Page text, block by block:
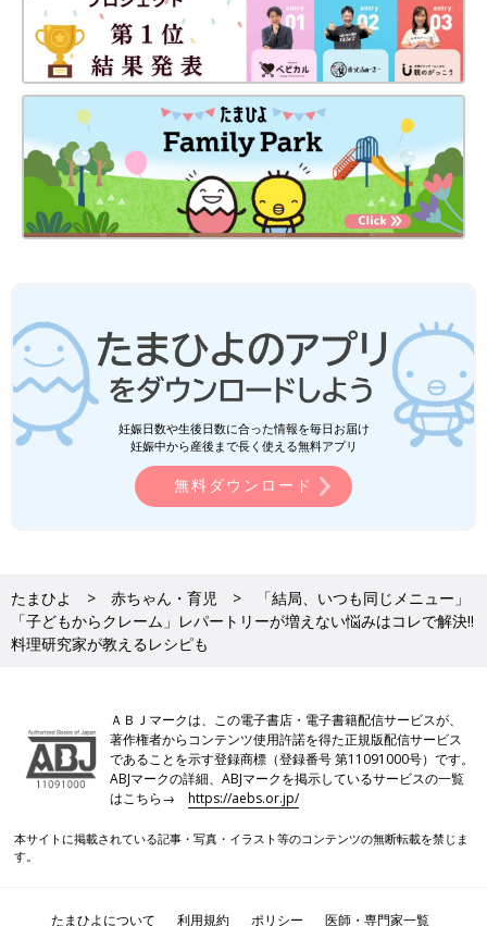
妊娠日数や生後日数に合った情報を毎日お届け
妊娠中から産後まで長く使える無料アプリ
無料ダウンロード
たまひよ 赤ちゃん・育児
「結局、いつも同じメニュー」
「子どもからクレーム」レパートリーが増えない悩みはコレで解決‼
料理研究家が教えるレシピも
ＡＢＪマークは、この電子書店・電子書籍配信サービスが、
著作権者からコンテンツ使用許諾を得た正規版配信サービス
であることを示す登録商標（登録番号 第11091000号）です。
ABJマークの詳細、ABJマークを掲示しているサービスの一覧
はこちら→https://aebs.or.jp/
本サイトに掲載されている記事・写真・イラスト等のコンテンツの無断転載を禁じま
す。
たまひよについて 利用規約 ポリシー 医師・専門家一覧